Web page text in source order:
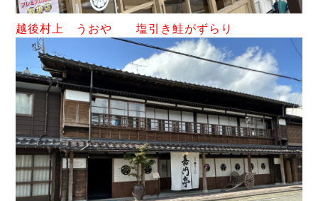
越後村上 うおや 塩引き鮭がずらり